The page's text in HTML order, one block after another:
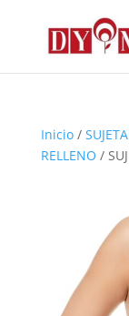
Inicio/
RELLENO /